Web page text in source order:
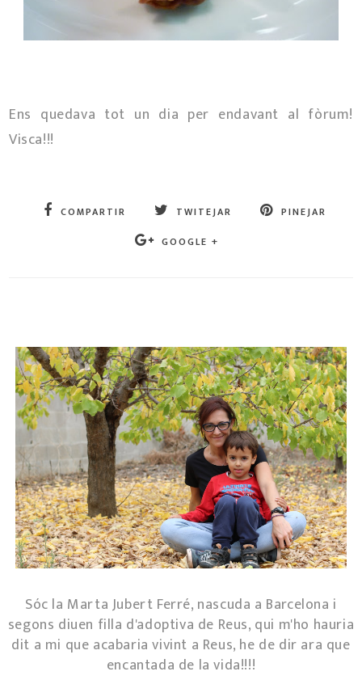
Ens quedava tot un dia per endavant al fòrum!
Visca!!!
COMPARTIR TWITEJAR
PINEJAR
GOOGLE +
Sóc la Marta Jubert Ferré, nascuda a Barcelona i
segons diuen filla d'adoptiva de Reus, qui m'ho hauria
dit a mi que acabaria vivint a Reus, he de dir ara que
encantada de la vida!!!!